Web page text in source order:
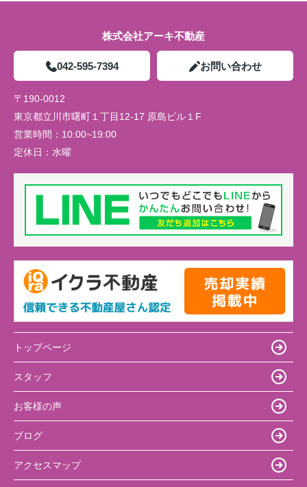
株式会社アーキ不動産
042-595-7394 お問い合わせ
〒190-0012
東京都立川市曙町１丁目12-17 原島ビル１F
営業時間： 10:00~19:00
定休日： 水曜
トップページ
スタッフ
お客様の声
ブログ
アクセスマップ